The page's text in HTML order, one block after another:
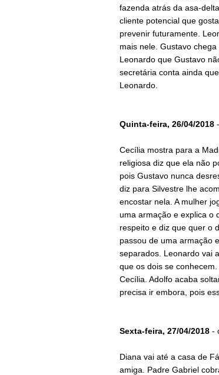
fazenda atrás da asa-
cliente potencial que
prevenir futuramente.
mais nele. Gustavo
Leonardo que Gustavo
secretária conta ainda
Leonardo.
Quinta-feira, 26/04/2018-
Cecília mostra para a
religiosa diz que ela não
pois Gustavo nunca
diz para Silvestre lhe
encostar nela. A mulher
uma armação e explica o
respeito e diz que quer o
passou de uma armação
separados. Leonardo vai
que os dois se
Cecília. Adolfo acaba
precisa ir embora, pois
Sexta-feira, 27/04/2018-
Diana vai até a casa de
amiga. Padre Gabriel